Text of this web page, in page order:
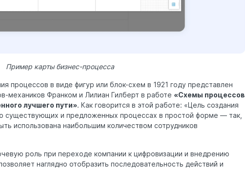
Пример карты бизнес-процесса
процессов в виде фигур или блок-схем в 1921 году представлен
механиков Франком и Лилиан Гилберт в работе «Схемы процессов
лучшего пути». Как говорится в этой работе: «Цель создания
и предложенных процессах в простой форме — так,
использована наибольшим количеством сотрудников
роль при переходе компании к цифровизации и внедрению
наглядно отобразить последовательность действий и